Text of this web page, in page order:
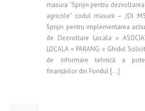
masura “Sprijin pentru
agricole” codul masurii – /DI
Sprijin pentru implementarea
de Dezvoltare Locala »
LOCALA « PARANG » Ghidul
de informare tehnică a
finanţărilor din Fondul […]